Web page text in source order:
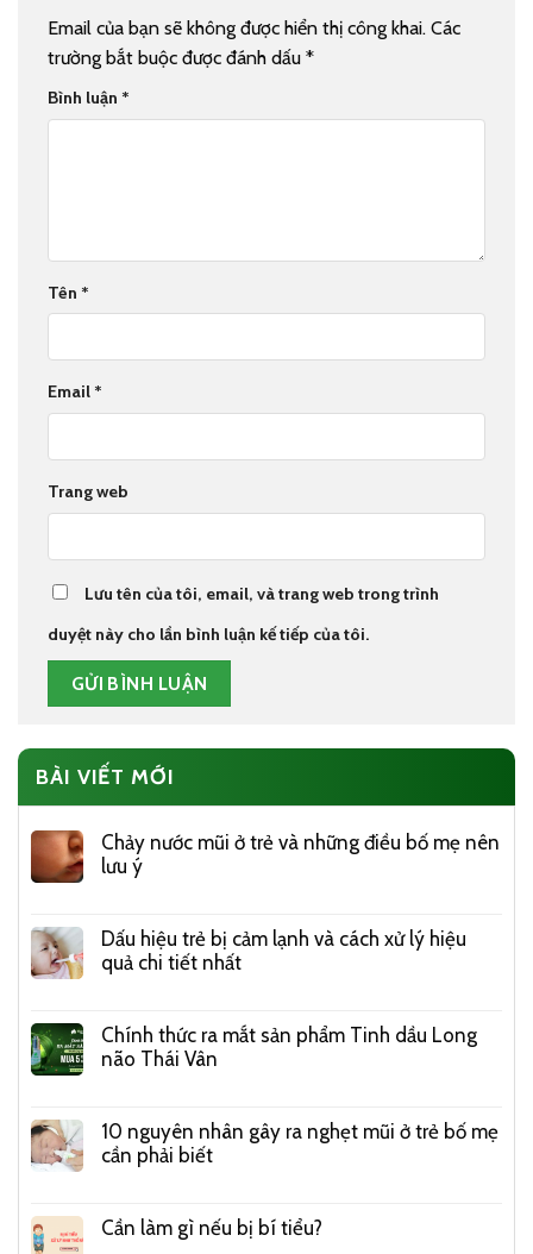
Email của bạn sẽ không được hiển thị công khai. Các
trường bắt buộc được đánh dấu *
Bình luận *
Tên *
Email *
Trang web
Lưu tên của tôi, email, và trang web trong trình
duyệt này cho lần bình luận kế tiếp của tôi.
BÀI VIẾT MỚI
Chảy nước mũi ở trẻ và những điều bố mẹ nên
lưu ý
Dấu hiệu trẻ bị cảm lạnh và cách xử lý hiệu
quả chi tiết nhất
Chính thức ra mắt sản phẩm Tinh dầu Long
não Thái Vân
10 nguyên nhân gây ra nghẹt mũi ở trẻ bố mẹ
cần phải biết
Cần làm gì nếu bị bí tiểu?